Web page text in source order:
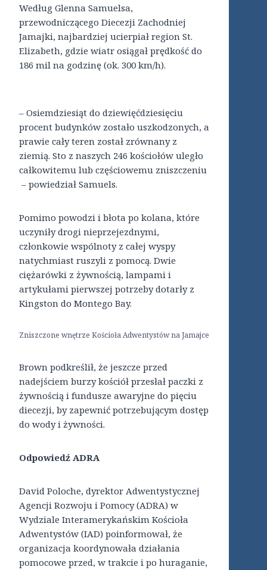
Według Glenna Samuelsa,
przewodniczącego Diecezji Zachodniej
Jamajki, najbardziej ucierpiał region St.
Elizabeth, gdzie wiatr osiągał prędkość do
186 mil na godzinę (ok. 300 km/h).
– Osiemdziesiąt do dziewięćdziesięciu
procent budynków zostało uszkodzonych, a
prawie cały teren został zrównany z
ziemią. Sto z naszych 246 kościołów uległo
całkowitemu lub częściowemu zniszczeniu
– powiedział Samuels.
Pomimo powodzi i błota po kolana, które
uczyniły drogi nieprzejezdnymi,
członkowie wspólnoty z całej wyspy
natychmiast ruszyli z pomocą. Dwie
ciężarówki z żywnością, lampami i
artykułami pierwszej potrzeby dotarły z
Kingston do Montego Bay.
Zniszczone wnętrze Kościoła Adwentystów na Jamajce
Brown podkreślił, że jeszcze przed
nadejściem burzy kościół przesłał paczki z
żywnością i fundusze awaryjne do pięciu
diecezji, by zapewnić potrzebującym dostęp
do wody i żywności.
Odpowiedź ADRA
David Poloche, dyrektor Adwentystycznej
Agencji Rozwoju i Pomocy (ADRA) w
Wydziale Interamerykańskim Kościoła
Adwentystów (IAD) poinformował, że
organizacja koordynowała działania
pomocowe przed, w trakcie i po huraganie,